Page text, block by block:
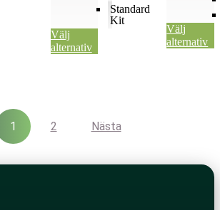
Standard
Kit
Välj
alternativ
Välj
alternativ
1 2 Nästa